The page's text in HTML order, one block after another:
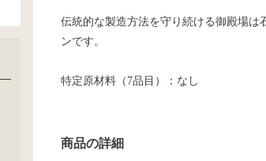
伝統的な製造方法を守り続ける御殿場は
ンです。
特定原材料（7品目）：なし
商品の詳細